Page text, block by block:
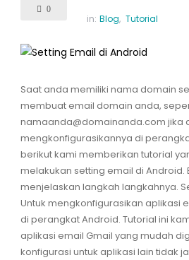
0
in: Blog, Tutorial
Saat anda memiliki nama domain
membuat email domain anda,
namaanda@domainanda.com jika
mengkonfigurasikannya di
berikut kami memberikan tutorial
melakukan setting email di Android.
menjelaskan langkah langkahnya.
Untuk mengkonfigurasikan aplikasi
di perangkat Android. Tutorial ini
aplikasi email Gmail yang mudah
konfigurasi untuk aplikasi lain tidak